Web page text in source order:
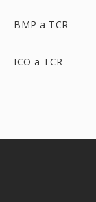
BMP a TCR
ICO a TCR